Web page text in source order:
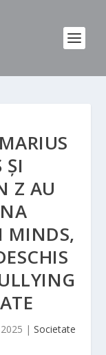
ȘI
Z AU
MINDS,
| Societate